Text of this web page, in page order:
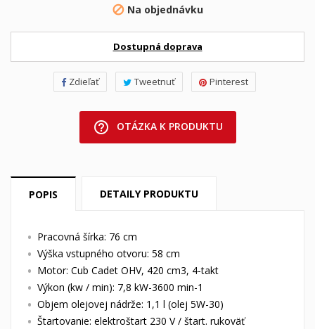
 Na objednávku
Dostupná doprava
Zdieľať Tweetnuť Pinterest
help_outline OTÁZKA K PRODUKTU
POPIS DETAILY PRODUKTU
Pracovná šírka: 76 cm
Výška vstupného otvoru: 58 cm
Motor: Cub Cadet OHV, 420 cm3, 4-takt
Výkon (kw / min): 7,8 kW-3600 min-1
Objem olejovej nádrže: 1,1 l (olej 5W-30)
Štartovanie: elektroštart 230 V / štart. rukoväť